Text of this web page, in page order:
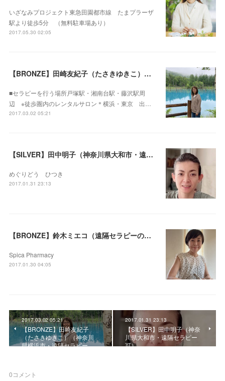
いざなみプロジェクト東急田園都市線 たまプラーザ
駅より徒歩5分 （無料駐車場あり）
2017.05.30 02:05
【BRONZE】田崎友紀子（たさきゆきこ）（神奈川県横浜市・遠隔セラピー可）
■セラピーを行う場所戸塚駅・湘南台駅・藤沢駅周
辺 ※徒歩圏内のレンタルサロン＊横浜・東京 出…
2017.03.02 05:21
【SILVER】田中明子（神奈川県大和市・遠隔セラピー可）
めぐりどう ひつき
2017.01.31 23:13
【BRONZE】鈴木ミエコ（遠隔セラピーのみ）
Spica Pharmacy
2017.01.30 04:05
2017.03.02 05:21
【BRONZE】田崎友紀子
（たさきゆきこ）（神奈川
県横浜市・遠隔セラピー…
2017.01.31 23:13
【SILVER】田中明子（神奈
川県大和市・遠隔セラピー
可）
0コメント